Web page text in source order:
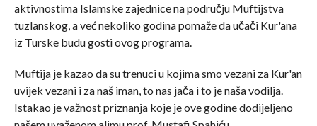
aktivnostima Islamske zajednice na području Muftijstva
tuzlanskog, a već nekoliko godina pomaže da učači Kur'ana
iz Turske budu gosti ovog programa.
Muftija je kazao da su trenuci u kojima smo vezani za Kur'an
uvijek vezani i za naš iman, to nas jača i to je naša vodilja.
Istakao je važnost priznanja koje je ove godine dodijeljeno